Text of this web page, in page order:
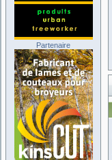
Partenaire